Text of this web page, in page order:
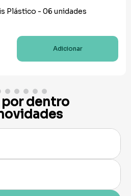
Plástico - 06 unidades
Adicionar
por dentro